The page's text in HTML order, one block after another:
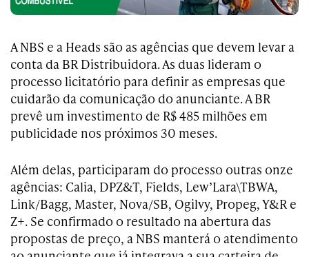
A NBS e a Heads são as agências que devem levar a
conta da BR Distribuidora. As duas lideram o
processo licitatório para definir as empresas que
cuidarão da comunicação do anunciante. A BR
prevê um investimento de R$ 485 milhões em
publicidade nos próximos 30 meses.
Além delas, participaram do processo outras onze
agências: Calia, DPZ&T, Fields, Lew’Lara\TBWA,
Link/Bagg, Master, Nova/SB, Ogilvy, Propeg, Y&R e
Z+. Se confirmado o resultado na abertura das
propostas de preço, a NBS manterá o atendimento